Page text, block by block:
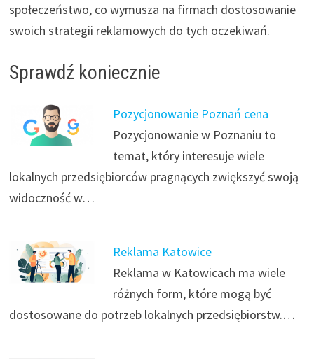
społeczeństwo, co wymusza na firmach dostosowanie
swoich strategii reklamowych do tych oczekiwań.
Sprawdź koniecznie
Pozycjonowanie Poznań cena
Pozycjonowanie w Poznaniu to
temat, który interesuje wiele
lokalnych przedsiębiorców pragnących zwiększyć swoją
widoczność w…
Reklama Katowice
Reklama w Katowicach ma wiele
różnych form, które mogą być
dostosowane do potrzeb lokalnych przedsiębiorstw.…